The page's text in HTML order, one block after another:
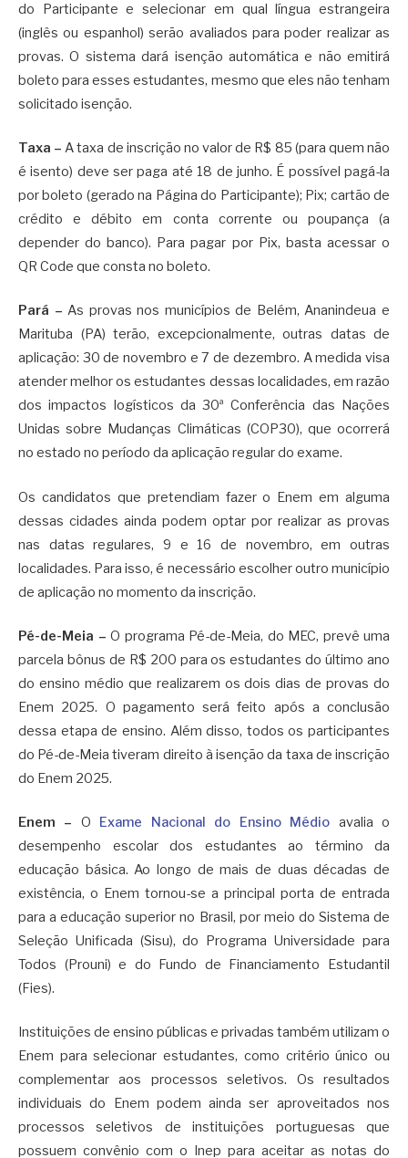
do Participante e selecionar em qual língua estrangeira
(inglês ou espanhol) serão avaliados para poder realizar as
provas. O sistema dará isenção automática e não emitirá
boleto para esses estudantes, mesmo que eles não tenham
solicitado isenção.
Taxa – A taxa de inscrição no valor de R$ 85 (para quem não
é isento) deve ser paga até 18 de junho. É possível pagá-la
por boleto (gerado na Página do Participante); Pix; cartão de
crédito e débito em conta corrente ou poupança (a
depender do banco). Para pagar por Pix, basta acessar o
QR Code que consta no boleto.
Pará – As provas nos municípios de Belém, Ananindeua e
Marituba (PA) terão, excepcionalmente, outras datas de
aplicação: 30 de novembro e 7 de dezembro. A medida visa
atender melhor os estudantes dessas localidades, em razão
dos impactos logísticos da 30ª Conferência das Nações
Unidas sobre Mudanças Climáticas (COP30), que ocorrerá
no estado no período da aplicação regular do exame.
Os candidatos que pretendiam fazer o Enem em alguma
dessas cidades ainda podem optar por realizar as provas
nas datas regulares, 9 e 16 de novembro, em outras
localidades. Para isso, é necessário escolher outro município
de aplicação no momento da inscrição.
Pé-de-Meia – O programa Pé-de-Meia, do MEC, prevê uma
parcela bônus de R$ 200 para os estudantes do último ano
do ensino médio que realizarem os dois dias de provas do
Enem 2025. O pagamento será feito após a conclusão
dessa etapa de ensino. Além disso, todos os participantes
do Pé-de-Meia tiveram direito à isenção da taxa de inscrição
do Enem 2025.
Enem – O Exame Nacional do Ensino Médio avalia o
desempenho escolar dos estudantes ao término da
educação básica. Ao longo de mais de duas décadas de
existência, o Enem tornou-se a principal porta de entrada
para a educação superior no Brasil, por meio do Sistema de
Seleção Unificada (Sisu), do Programa Universidade para
Todos (Prouni) e do Fundo de Financiamento Estudantil
(Fies).
Instituições de ensino públicas e privadas também utilizam o
Enem para selecionar estudantes, como critério único ou
complementar aos processos seletivos. Os resultados
individuais do Enem podem ainda ser aproveitados nos
processos seletivos de instituições portuguesas que
possuem convênio com o Inep para aceitar as notas do